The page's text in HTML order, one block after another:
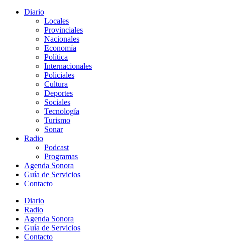
Diario
Locales
Provinciales
Nacionales
Economía
Política
Internacionales
Policiales
Cultura
Deportes
Sociales
Tecnología
Turismo
Sonar
Radio
Podcast
Programas
Agenda Sonora
Guía de Servicios
Contacto
Diario
Radio
Agenda Sonora
Guía de Servicios
Contacto